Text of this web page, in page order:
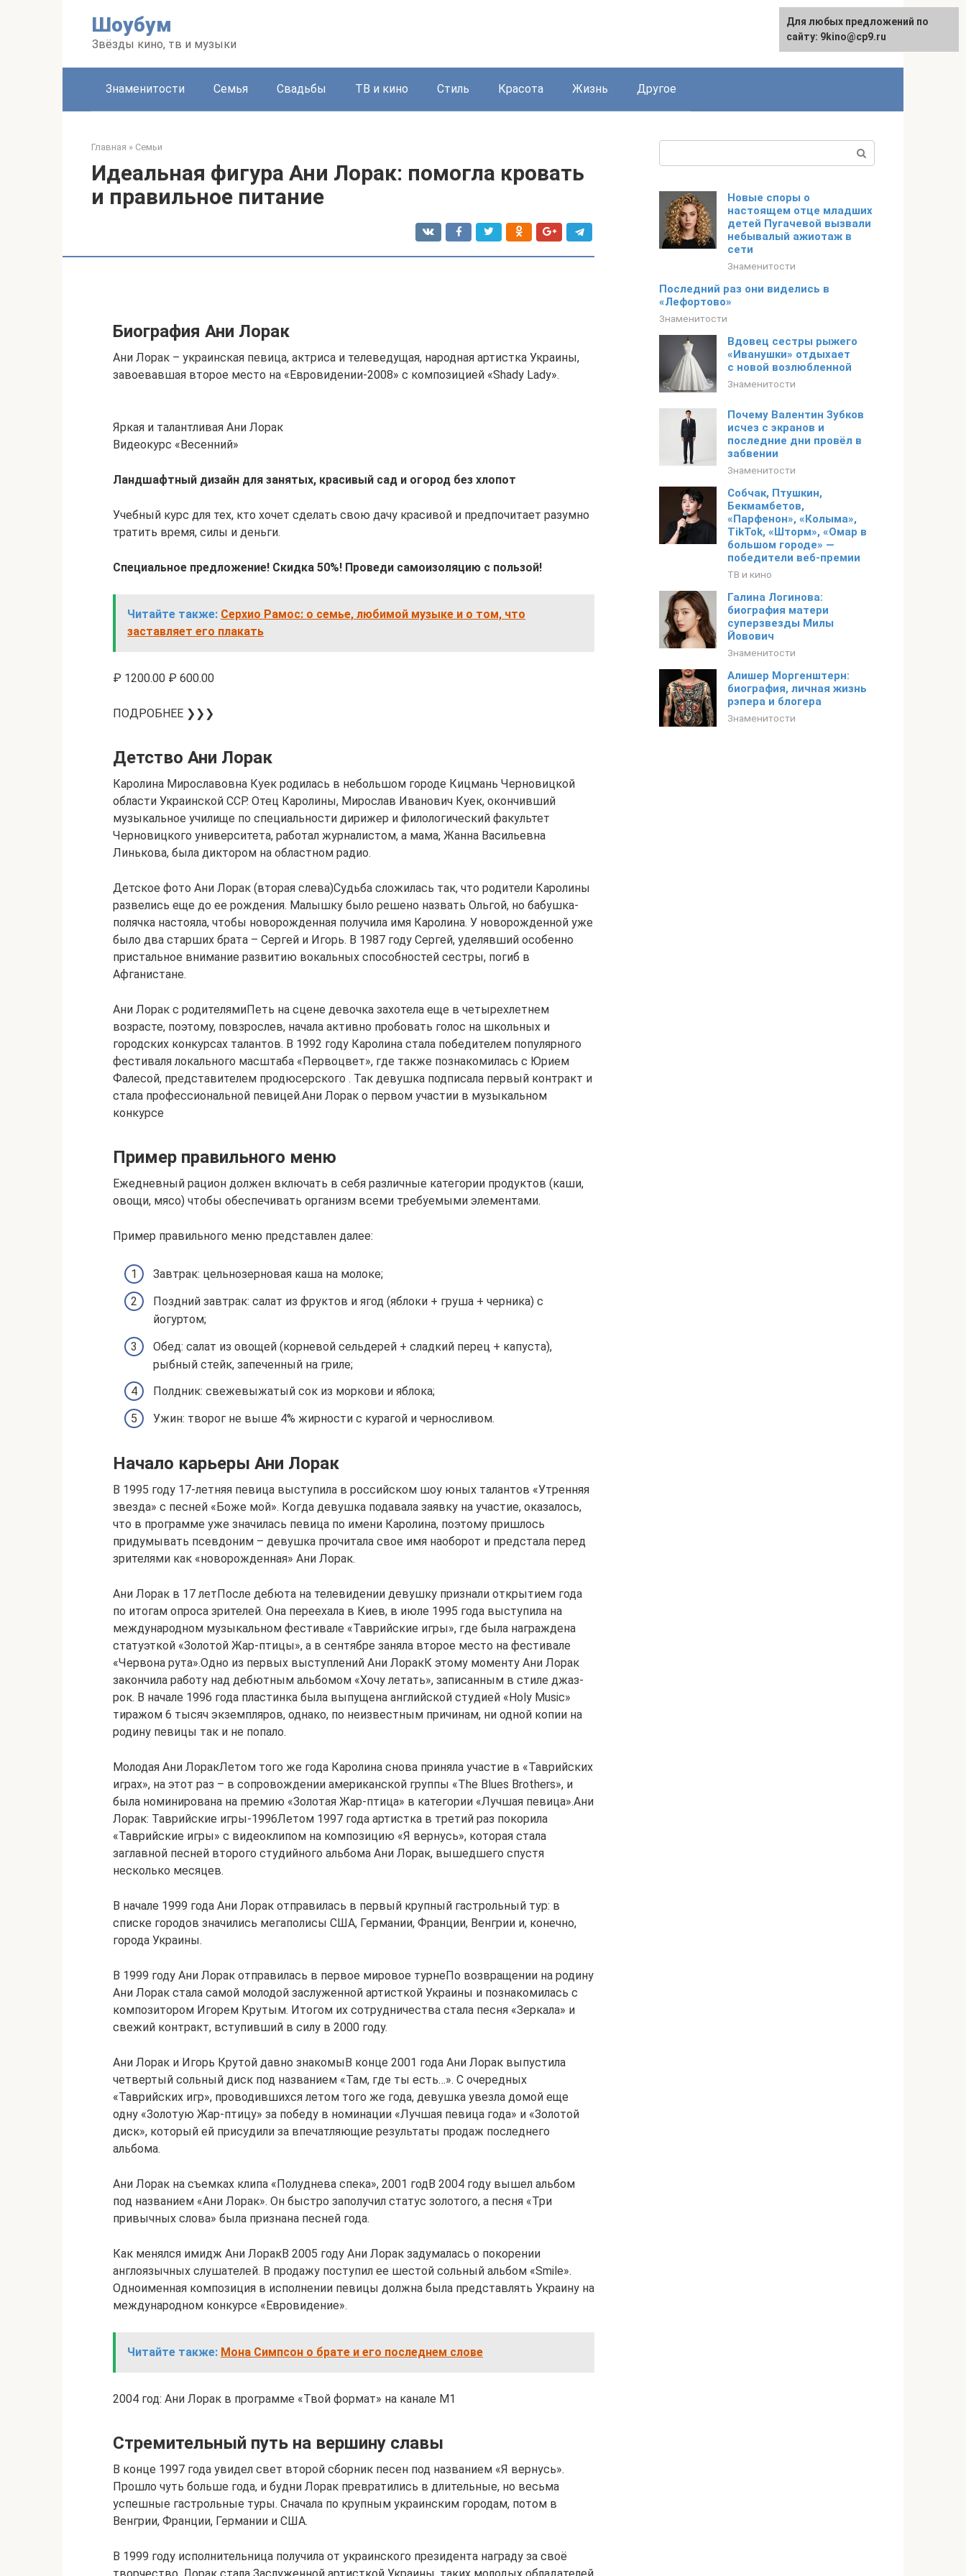
Шоубум
Звёзды кино, тв и музыки
English
Знаменитости Семья Свадьбы ТВ и кино Стиль Красота Жизнь Другое
Главная » Семьи
Идеальная фигура Ани Лорак: помогла кровать
и правильное питание
Биография Ани Лорак
Ани Лорак – украинская певица, актриса и телеведущая, народная артистка Украины,
завоевавшая второе место на «Евровидении-2008» с композицией «Shady Lady».
Яркая и талантливая Ани Лорак
Видеокурс «Весенний»
Ландшафтный дизайн для занятых, красивый сад и огород без хлопот
Учебный курс для тех, кто хочет сделать свою дачу красивой и предпочитает разумно
тратить время, силы и деньги.
Специальное предложение! Скидка 50%! Проведи самоизоляцию с пользой!
Читайте также: Серхио Рамос: о семье, любимой музыке и о том, что
заставляет его плакать
₽ 1200.00 ₽ 600.00
ПОДРОБНЕЕ ❯❯❯
Детство Ани Лорак
Каролина Мирославовна Куек родилась в небольшом городе Кицмань Черновицкой
области Украинской ССР. Отец Каролины, Мирослав Иванович Куек, окончивший
музыкальное училище по специальности дирижер и филологический факультет
Черновицкого университета, работал журналистом, а мама, Жанна Васильевна
Линькова, была диктором на областном радио.
Детское фото Ани Лорак (вторая слева)Судьба сложилась так, что родители Каролины
развелись еще до ее рождения. Малышку было решено назвать Ольгой, но бабушка-
полячка настояла, чтобы новорожденная получила имя Каролина. У новорожденной уже
было два старших брата – Сергей и Игорь. В 1987 году Сергей, уделявший особенно
пристальное внимание развитию вокальных способностей сестры, погиб в
Афганистане.
Ани Лорак с родителямиПеть на сцене девочка захотела еще в четырехлетнем
возрасте, поэтому, повзрослев, начала активно пробовать голос на школьных и
городских конкурсах талантов. В 1992 году Каролина стала победителем популярного
фестиваля локального масштаба «Первоцвет», где также познакомилась с Юрием
Фалесой, представителем продюсерского . Так девушка подписала первый контракт и
стала профессиональной певицей.Ани Лорак о первом участии в музыкальном
конкурсе
Пример правильного меню
Ежедневный рацион должен включать в себя различные категории продуктов (каши,
овощи, мясо) чтобы обеспечивать организм всеми требуемыми элементами.
Пример правильного меню представлен далее:
Завтрак: цельнозерновая каша на молоке;
Поздний завтрак: салат из фруктов и ягод (яблоки + груша + черника) с
йогуртом;
Обед: салат из овощей (корневой сельдерей + сладкий перец + капуста),
рыбный стейк, запеченный на гриле;
Полдник: свежевыжатый сок из моркови и яблока;
Ужин: творог не выше 4% жирности с курагой и черносливом.
Начало карьеры Ани Лорак
В 1995 году 17-летняя певица выступила в российском шоу юных талантов «Утренняя
звезда» с песней «Боже мой». Когда девушка подавала заявку на участие, оказалось,
что в программе уже значилась певица по имени Каролина, поэтому пришлось
придумывать псевдоним – девушка прочитала свое имя наоборот и предстала перед
зрителями как «новорожденная» Ани Лорак.
Ани Лорак в 17 летПосле дебюта на телевидении девушку признали открытием года
по итогам опроса зрителей. Она переехала в Киев, в июле 1995 года выступила на
международном музыкальном фестивале «Таврийские игры», где была награждена
статуэткой «Золотой Жар-птицы», а в сентябре заняла второе место на фестивале
«Червона рута».Одно из первых выступлений Ани ЛоракК этому моменту Ани Лорак
закончила работу над дебютным альбомом «Хочу летать», записанным в стиле джаз-
рок. В начале 1996 года пластинка была выпущена английской студией «Holy Musіc»
тиражом 6 тысяч экземпляров, однако, по неизвестным причинам, ни одной копии на
родину певицы так и не попало.
Молодая Ани ЛоракЛетом того же года Каролина снова приняла участие в «Таврийских
играх», на этот раз – в сопровождении американской группы «The Blues Brothers», и
была номинирована на премию «Золотая Жар-птица» в категории «Лучшая певица».Ани
Лорак: Таврийские игры-1996Летом 1997 года артистка в третий раз покорила
«Таврийские игры» с видеоклипом на композицию «Я вернусь», которая стала
заглавной песней второго студийного альбома Ани Лорак, вышедшего спустя
несколько месяцев.
В начале 1999 года Ани Лорак отправилась в первый крупный гастрольный тур: в
списке городов значились мегаполисы США, Германии, Франции, Венгрии и, конечно,
города Украины.
В 1999 году Ани Лорак отправилась в первое мировое турнеПо возвращении на родину
Ани Лорак стала самой молодой заслуженной артисткой Украины и познакомилась с
композитором Игорем Крутым. Итогом их сотрудничества стала песня «Зеркала» и
свежий контракт, вступивший в силу в 2000 году.
Ани Лорак и Игорь Крутой давно знакомыВ конце 2001 года Ани Лорак выпустила
четвертый сольный диск под названием «Там, где ты есть…». С очередных
«Таврийских игр», проводившихся летом того же года, девушка увезла домой еще
одну «Золотую Жар-птицу» за победу в номинации «Лучшая певица года» и «Золотой
диск», который ей присудили за впечатляющие результаты продаж последнего
альбома.
Ани Лорак на съемках клипа «Полуднева спека», 2001 годВ 2004 году вышел альбом
под названием «Ани Лорак». Он быстро заполучил статус золотого, а песня «Три
привычных слова» была признана песней года.
Как менялся имидж Ани ЛоракВ 2005 году Ани Лорак задумалась о покорении
англоязычных слушателей. В продажу поступил ее шестой сольный альбом «Smіle».
Одноименная композиция в исполнении певицы должна была представлять Украину на
международном конкурсе «Евровидение».
Читайте также: Мона Симпсон о брате и его последнем слове
2004 год: Ани Лорак в программе «Твой формат» на канале М1
Стремительный путь на вершину славы
В конце 1997 года увидел свет второй сборник песен под названием «Я вернусь».
Прошло чуть больше года, и будни Лорак превратились в длительные, но весьма
успешные гастрольные туры. Сначала по крупным украинским городам, потом в
Венгрии, Франции, Германии и США.
В 1999 году исполнительница получила от украинского президента награду за своё
Новые споры о
настоящем отце младших
детей Пугачевой вызвали
небывалый ажиотаж в
сети
Знаменитости
Последний раз они виделись в
«Лефортово»
Знаменитости
Вдовец сестры рыжего
«Иванушки» отдыхает
с новой возлюбленной
Знаменитости
Почему Валентин Зубков
исчез с экранов и
последние дни провёл в
забвении
Знаменитости
Собчак, Птушкин,
Бекмамбетов,
«Парфенон», «Колыма»,
TikTok, «Шторм», «Омар в
большом городе» —
победители веб-премии
ТВ и кино
Галина Логинова:
биография матери
суперзвезды Милы
Йовович
Знаменитости
Алишер Моргенштерн:
биография, личная жизнь
рэпера и блогера
Знаменитости
Для любых предложений по
сайту: 9kino@cp9.ru